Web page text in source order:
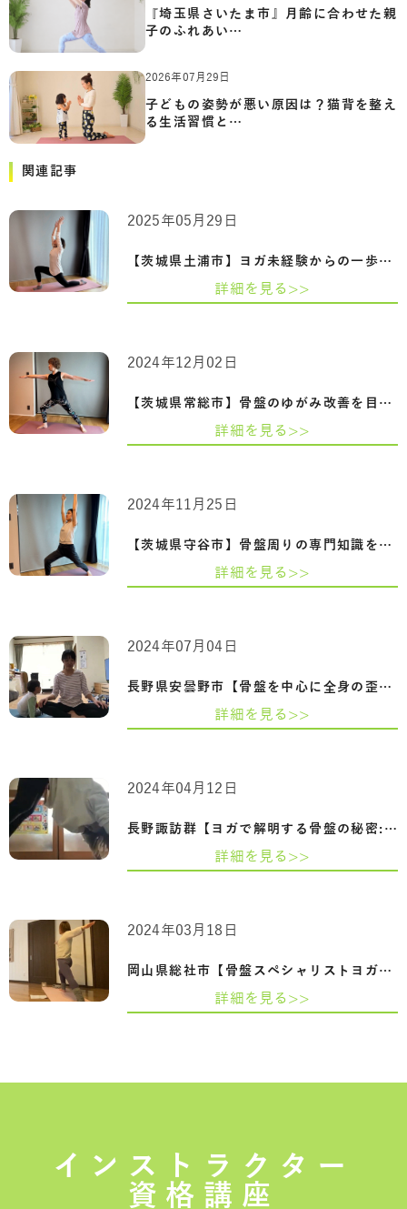
『埼玉県さいたま市』月齢に合わせた親
子のふれあい…
2026年07月29日
子どもの姿勢が悪い原因は？猫背を整え
る生活習慣と…
関連記事
【茨城県土浦市】ヨガ未経験からの一歩。…
2025年05月29日
詳細を見る>>
【茨城県常総市】骨盤のゆがみ改善を目指…
2024年12月02日
詳細を見る>>
【茨城県守谷市】骨盤周りの専門知識を習…
2024年11月25日
詳細を見る>>
長野県安曇野市【骨盤を中心に全身の歪み…
2024年07月04日
詳細を見る>>
長野諏訪群【ヨガで解明する骨盤の秘密:妊…
2024年04月12日
詳細を見る>>
岡山県総社市【骨盤スペシャリストヨガ資…
2024年03月18日
詳細を見る>>
インストラクター
資格講座